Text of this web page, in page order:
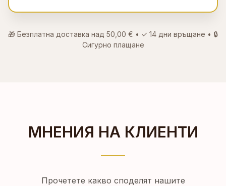
🎁 Безплатна доставка над 50,00 € • ✓ 14 дни връщане • 🔒
Сигурно плащане
МНЕНИЯ НА КЛИЕНТИ
Прочетете какво споделят нашите